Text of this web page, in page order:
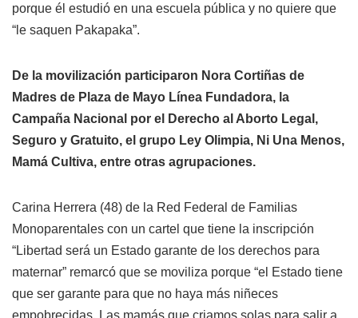
porque él estudió en una escuela pública y no quiere que
“le saquen Pakapaka”.
De la movilización participaron Nora Cortiñas de
Madres de Plaza de Mayo Línea Fundadora, la
Campaña Nacional por el Derecho al Aborto Legal,
Seguro y Gratuito, el grupo Ley Olimpia, Ni Una Menos,
Mamá Cultiva, entre otras agrupaciones.
Carina Herrera (48) de la Red Federal de Familias
Monoparentales con un cartel que tiene la inscripción
“Libertad será un Estado garante de los derechos para
maternar” remarcó que se moviliza porque “el Estado tiene
que ser garante para que no haya más niñeces
empobrecidas. Las mamás que criamos solas para salir a